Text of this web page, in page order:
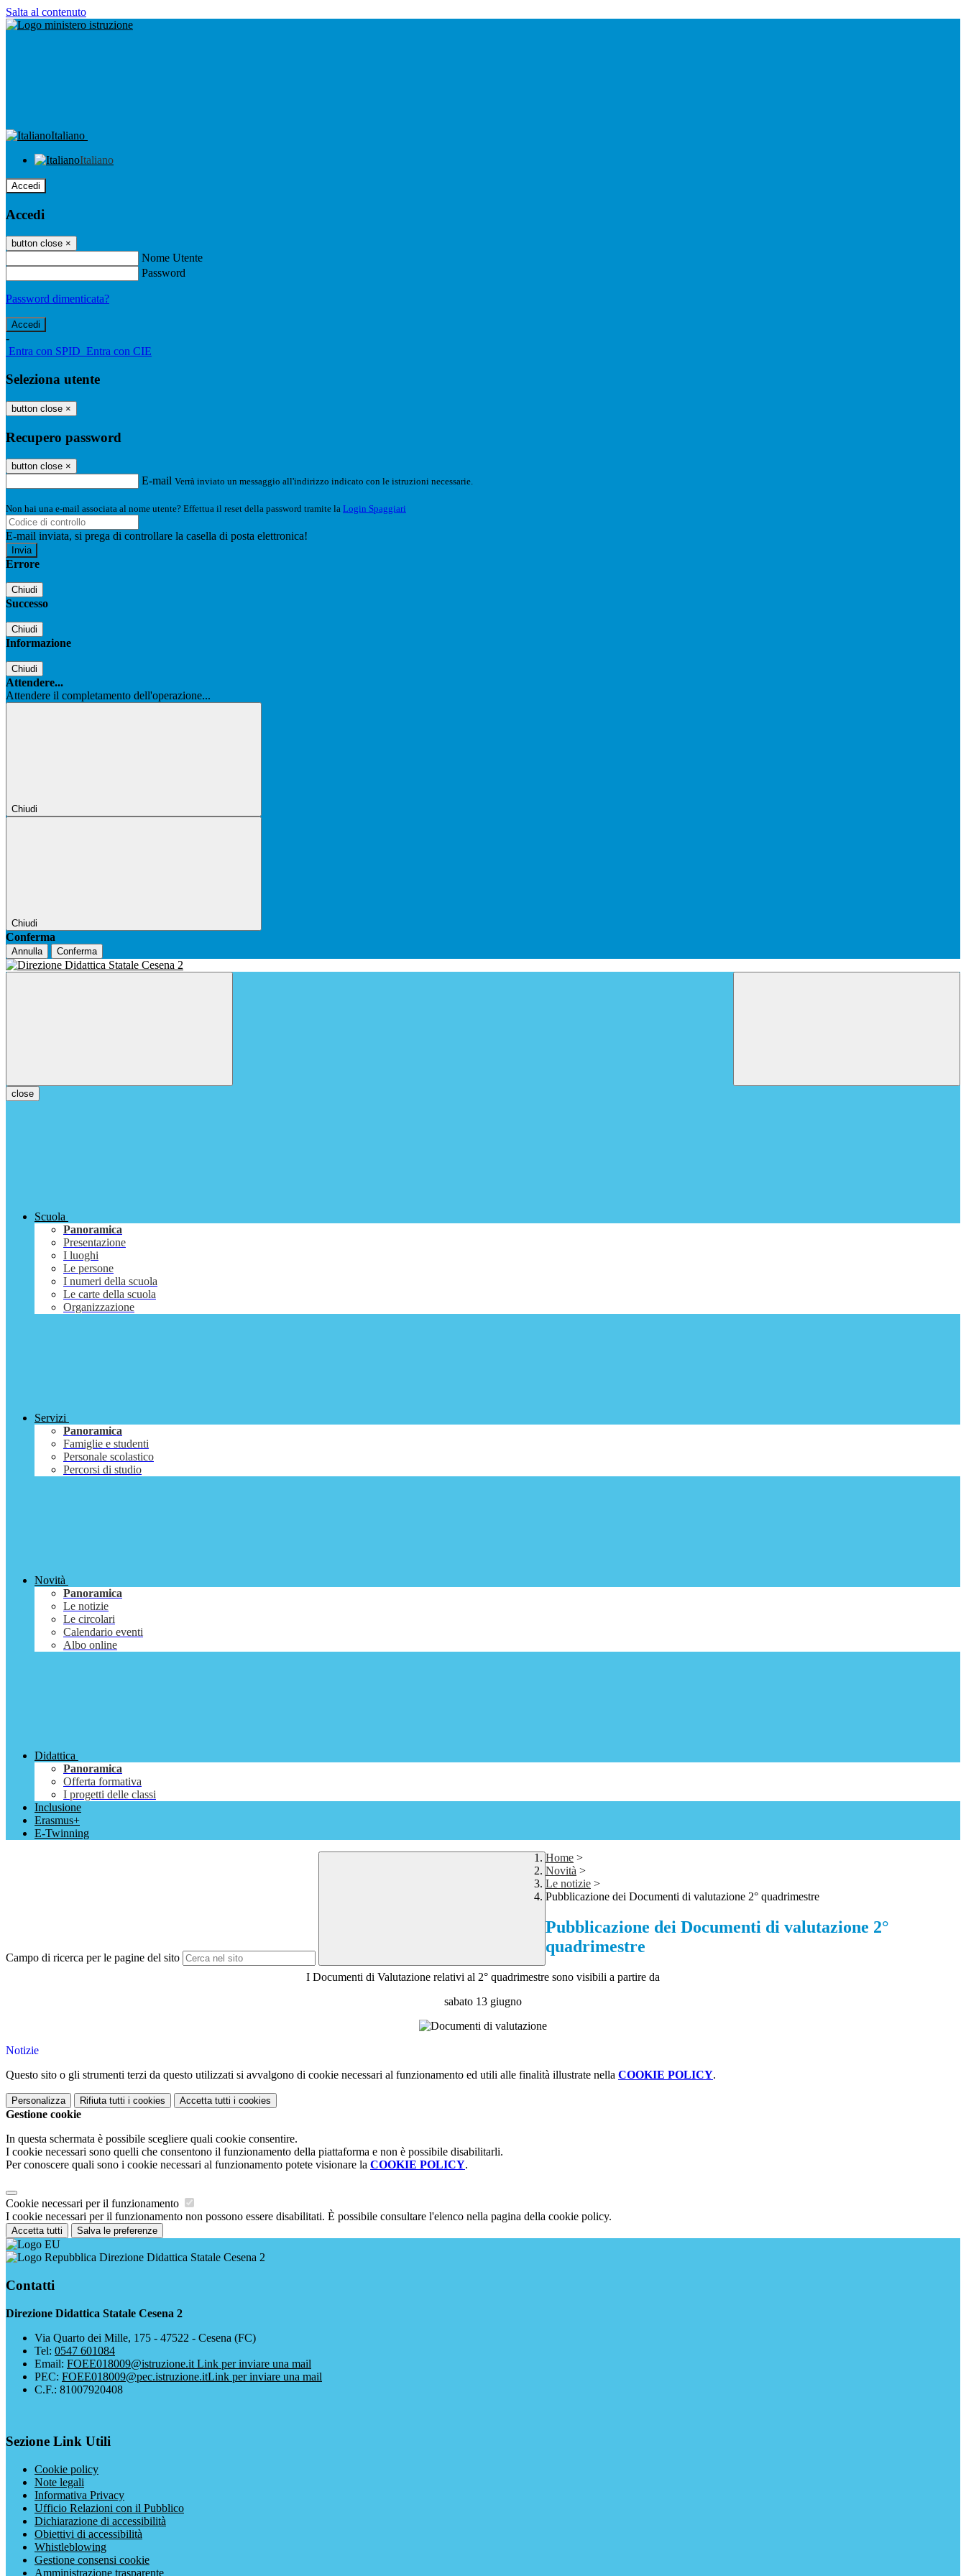
Salta al contenuto
Italiano
Italiano
Accedi
Accedi
button close ×
Nome Utente
Password
Password dimenticata?
-
Entra con SPID Entra con CIE
Seleziona utente
button close ×
Recupero password
button close ×
E-mail Verrà inviato un messaggio all'indirizzo indicato con le istruzioni necessarie.
Non hai una e-mail associata al nome utente? Effettua il reset della password tramite la Login Spaggiari
E-mail inviata, si prega di controllare la casella di posta elettronica!
Errore
Chiudi
Successo
Chiudi
Informazione
Chiudi
Attendere...
Attendere il completamento dell'operazione...
Chiudi
Chiudi
Conferma
Annulla Conferma
close
Scuola
Panoramica
Presentazione
I luoghi
Le persone
I numeri della scuola
Le carte della scuola
Organizzazione
Servizi
Panoramica
Famiglie e studenti
Personale scolastico
Percorsi di studio
Novità
Panoramica
Le notizie
Le circolari
Calendario eventi
Albo online
Didattica
Panoramica
Offerta formativa
I progetti delle classi
Inclusione
Erasmus+
E-Twinning
Campo di ricerca per le pagine del sito
Home >
Novità >
Le notizie >
Pubblicazione dei Documenti di valutazione 2° quadrimestre
Pubblicazione dei Documenti di valutazione 2°
quadrimestre
I Documenti di Valutazione relativi al 2° quadrimestre sono visibili a partire da
sabato 13 giugno
Notizie
Questo sito o gli strumenti terzi da questo utilizzati si avvalgono di cookie necessari al funzionamento ed utili alle finalità illustrate nella COOKIE POLICY.
Personalizza Rifiuta tutti i cookies Accetta tutti i cookies
Gestione cookie
In questa schermata è possibile scegliere quali cookie consentire.
I cookie necessari sono quelli che consentono il funzionamento della piattaforma e non è possibile disabilitarli.
Per conoscere quali sono i cookie necessari al funzionamento potete visionare la COOKIE POLICY.
Cookie necessari per il funzionamento
I cookie necessari per il funzionamento non possono essere disabilitati. È possibile consultare l'elenco nella pagina della cookie policy.
Accetta tutti Salva le preferenze
Direzione Didattica Statale Cesena 2
Contatti
Direzione Didattica Statale Cesena 2
Via Quarto dei Mille, 175 - 47522 - Cesena (FC)
Tel: 0547 601084
Email: FOEE018009@istruzione.it Link per inviare una mail
PEC: FOEE018009@pec.istruzione.itLink per inviare una mail
C.F.: 81007920408
Sezione Link Utili
Cookie policy
Note legali
Informativa Privacy
Ufficio Relazioni con il Pubblico
Dichiarazione di accessibilità
Obiettivi di accessibilità
Whistleblowing
Gestione consensi cookie
Amministrazione trasparente